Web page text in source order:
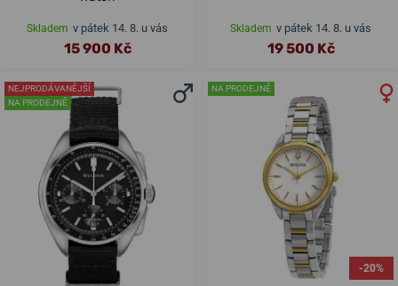
Skladem v pátek 14. 8. u vás
15 900 Kč
Skladem v pátek 14. 8. u vás
19 500 Kč
NEJPRODÁVANĚJŠÍ
NA PRODEJNĚ
NA PRODEJNĚ
-20%